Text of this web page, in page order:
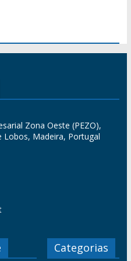
Zona Oeste (PEZO),
Lobos, Madeira, Portugal
Categorias